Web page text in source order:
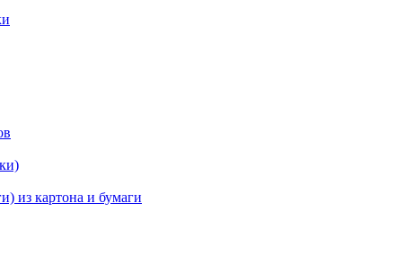
из картона и бумаги